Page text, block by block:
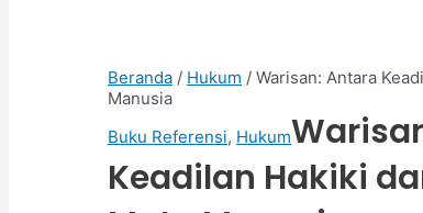
Beranda / Hukum / Warisan: Antara
Manusia
Buku Referensi, Hukum
Keadilan Hakiki